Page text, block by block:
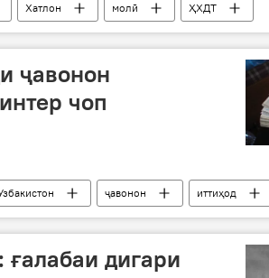
Хатлон молӣ
ҲХДТ
Норак
ҷавонон
чоп
ҷавонон иттиҳод
ҷиноӣ чоп
дигари